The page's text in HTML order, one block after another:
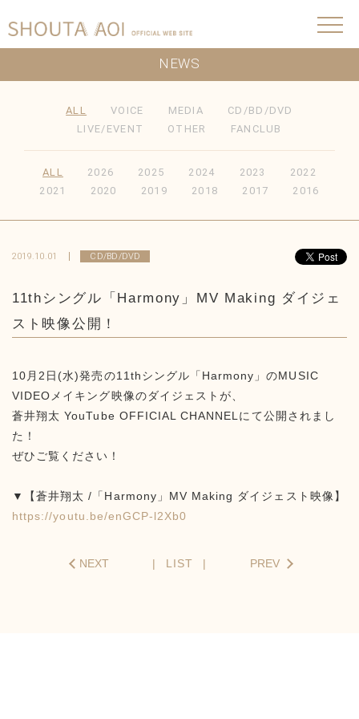
NEWS
ALL VOICE MEDIA
CD/BD/DVD
LIVE/EVENT
OTHER FANCLUB
ALL 2026 2025 2024 2023
2022
2021
2020 2019 2018 2017 2016
2019.10.01 CD/BD/DVD
11thシングル「Harmony」MV Making ダイジェ
スト映像公開！
10月2日(水)発売の11thシングル「Harmony」のMUSIC
VIDEOメイキング映像のダイジェストが、
蒼井翔太 YouTube OFFICIAL CHANNELにて公開されまし
た！
ぜひご覧ください！
▼【蒼井翔太 /「Harmony」MV Making ダイジェスト映像】
https://youtu.be/enGCP-l2Xb0
NEXT LIST PREV